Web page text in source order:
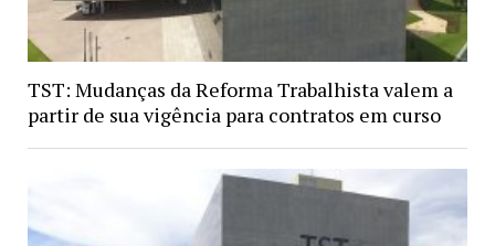
TST: Mudanças da Reforma Trabalhista valem a
partir de sua vigência para contratos em curso